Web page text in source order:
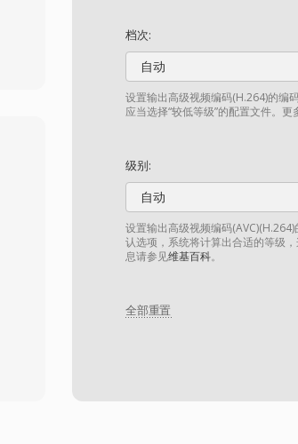
档次:
自动
设置输出高级视频编码(H.264)的编
应当选择“较低等级”的配置文件。更
级别:
自动
设置输出高级视频编码
认选项，系统将计算出合适的等级
息请参见维基百科。
全部重置